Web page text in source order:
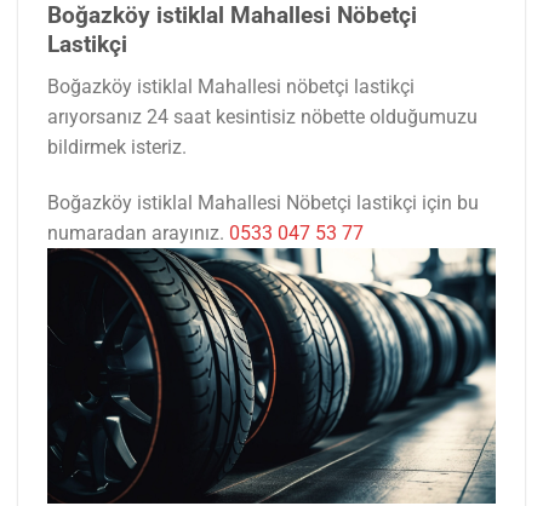
Boğazköy istiklal Mahallesi Nöbetçi
Lastikçi
Boğazköy istiklal Mahallesi nöbetçi lastikçi
arıyorsanız 24 saat kesintisiz nöbette olduğumuzu
bildirmek isteriz.
Boğazköy istiklal Mahallesi Nöbetçi lastikçi için bu
numaradan arayınız. 0533 047 53 77